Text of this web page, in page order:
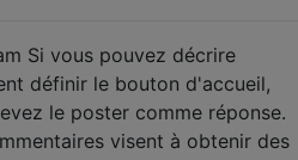
Si vous pouvez décrire
définir le bouton d'accueil,
le poster comme réponse.
visent à obtenir des